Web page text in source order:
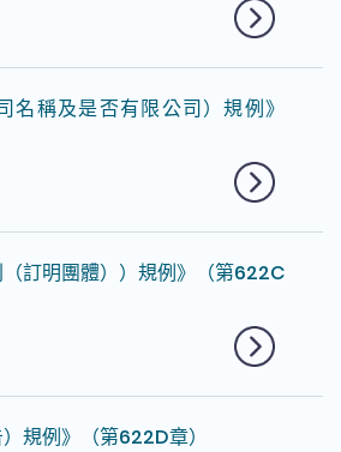
名稱及是否有限公司）規例》
（訂明團體））規例》（第622C
規例》（第622D章）